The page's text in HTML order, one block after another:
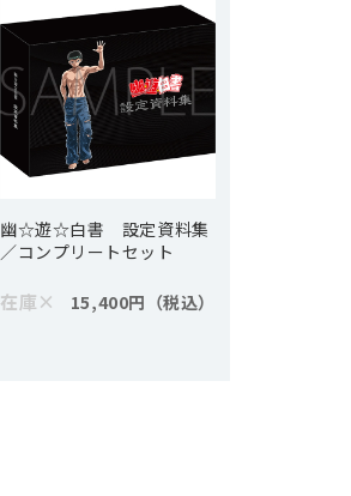
幽☆遊☆白書 設定資料集
／コンプリートセット
在庫× 15,400円